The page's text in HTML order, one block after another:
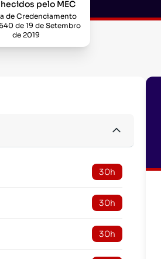
pelo MEC
de Credenciamento
de 19 de Setembro
de 2019
30h
30h
30h